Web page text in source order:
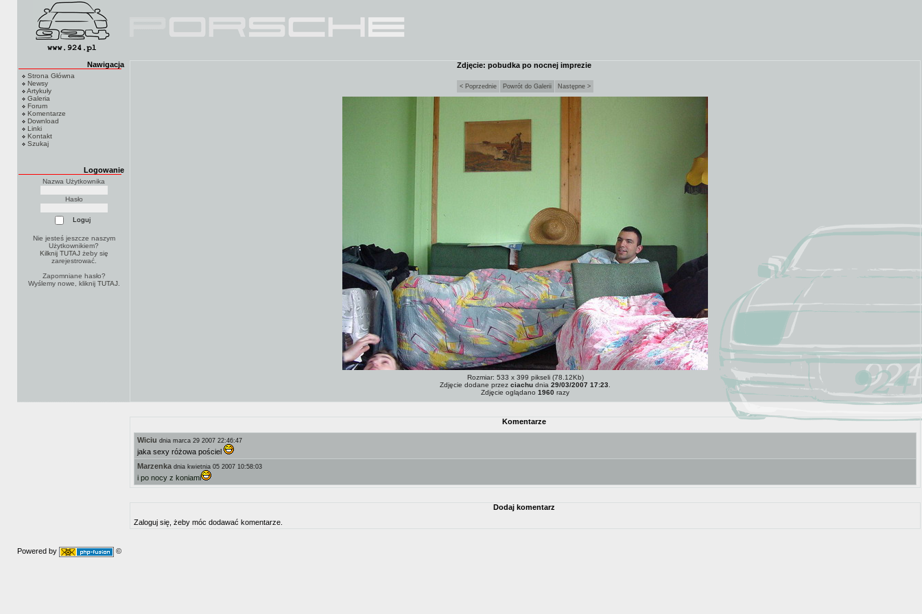
Nawigacja
Strona Główna
Newsy
Artykuły
Galeria
Forum
Komentarze
Download
Linki
Kontakt
Szukaj
Logowanie
Nazwa Użytkownika
Hasło
Nie jesteś jeszcze naszym
Użytkownikiem?
Kilknij TUTAJżeby się
zarejestrować.
Zapomniane hasło?
Wyślemy nowe, kliknij TUTAJ.
Zdjęcie: pobudka po nocnej imprezie
< Poprzednie Powrót do Galerii Następne >
Rozmiar: 533 x 399 pikseli (78.12Kb)
Zdjęcie dodane przez ciachu dnia 29/03/2007 17:23
Zdjęcie oglądano 1960 razy
Komentarze
Wiciu dnia marca 29 2007 22:46:47
jaka sexy różowa pościel
Marzenka dnia kwietnia 05 2007 10:58:03
i po nocy z koniami
Dodaj komentarz
Zaloguj się, żeby móc dodawać komentarze.
Powered by ©